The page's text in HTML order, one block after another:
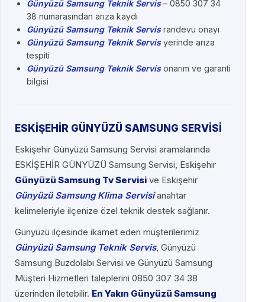
Günyüzü Samsung Teknik Servis– 0850 307 34
38 numarasından arıza kaydı
Günyüzü Samsung Teknik Servisrandevu onayı
Günyüzü Samsung Teknik Servisyerinde arıza
tespiti
Günyüzü Samsung Teknik Servisonarım ve garanti
bilgisi
ESKİŞEHİR GÜNYÜZÜ SAMSUNG SERVİSİ
Eskişehir Günyüzü Samsung Servisi aramalarında
ESKİŞEHİR GÜNYÜZÜ Samsung Servisi, Eskişehir
Günyüzü Samsung Tv Servisi ve Eskişehir
Günyüzü Samsung Klima Servisianahtar
kelimeleriyle ilçenize özel teknik destek sağlanır.
Günyüzü ilçesinde ikamet eden müşterilerimiz
Günyüzü Samsung Teknik Servis, Günyüzü
Samsung Buzdolabı Servisi ve Günyüzü Samsung
Müşteri Hizmetleri taleplerini 0850 307 34 38
üzerinden iletebilir. En Yakın Günyüzü Samsung